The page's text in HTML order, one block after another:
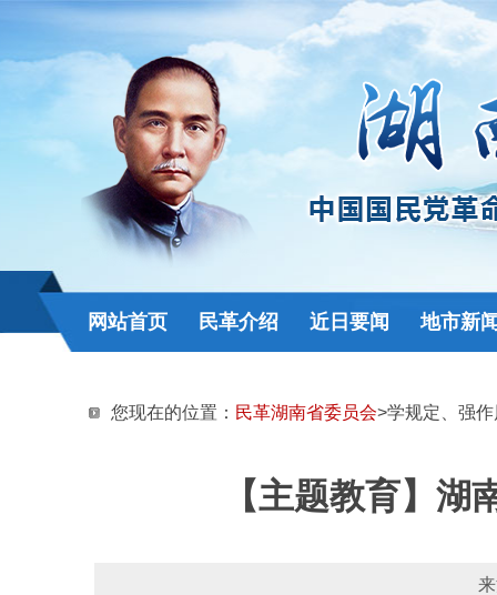
网站首页 民革介绍 近日要闻 地市新
您现在的位置： 民革湖南省委员会>学规定、强
【主题教育】